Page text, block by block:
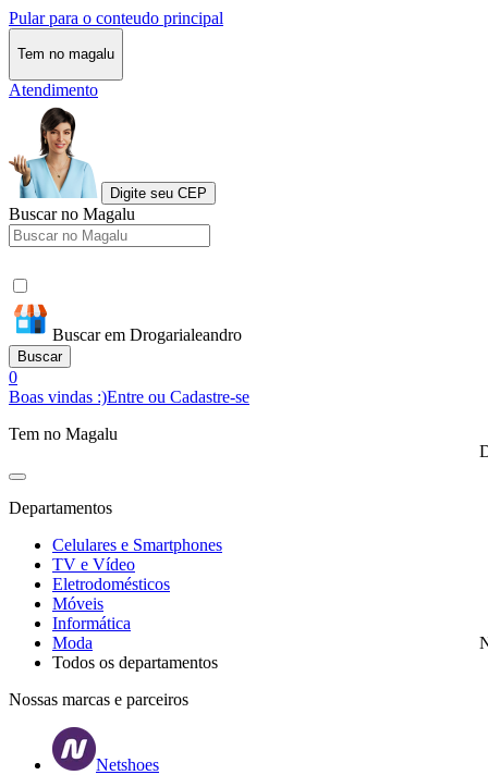
Pular para o conteudo principal
Tem no magalu
Atendimento
Digite seu CEP
Buscar no Magalu
Buscar em Drogarialeandro
Buscar
0
Boas vindas :)Entre ou Cadastre-se
Tem no Magalu
Departamentos
Celulares e Smartphones
TV e Vídeo
Eletrodomésticos
Móveis
Informática
Moda
Todos os departamentos
Nossas marcas e parceiros
Netshoes